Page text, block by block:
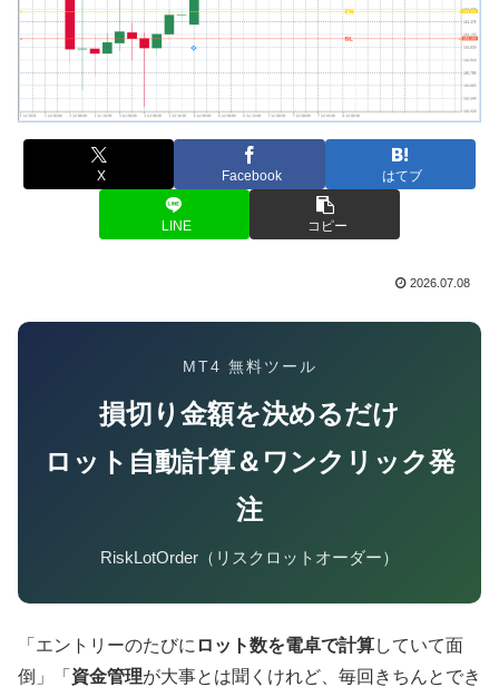
X Facebook はてブ
LINE コピー
2026.07.08
MT4 無料ツール
損切り金額を決めるだけ
ロット自動計算＆ワンクリック発
注
RiskLotOrder（リスクロットオーダー）
「エントリーのたびに ロット数を電卓で計算していて面
倒」「 資金管理が大事とは聞くけれど、毎回きちんとでき